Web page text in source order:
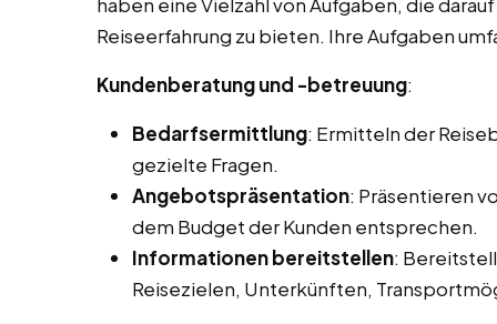
haben eine Vielzahl von Aufgaben, die
Reiseerfahrung zu bieten. Ihre Aufgaben
Kundenberatung und -betreuung:
Bedarfsermittlung: Ermitteln der
gezielte Fragen.
Angebotspräsentation: Präsentieren
dem Budget der Kunden entsprechen.
Informationen bereitstellen:
Reisezielen, Unterkünften,